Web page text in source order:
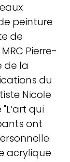
peinture
de
Pierre-
de la
du
Nicole
qui
ont
acrylique